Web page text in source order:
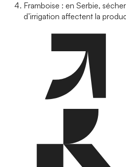
Framboise : en Serbie,
d’irrigation affectent la